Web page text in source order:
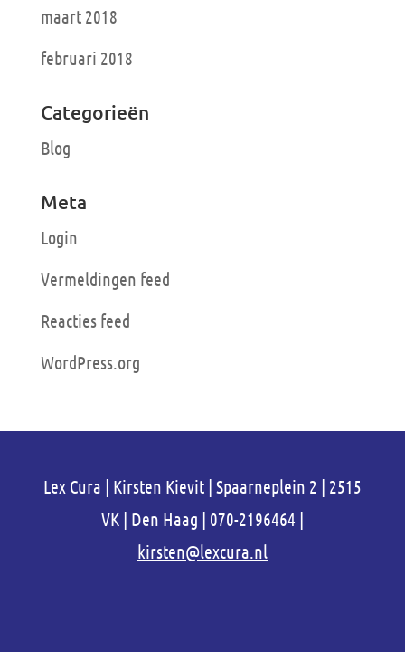
maart 2018
februari 2018
Categorieën
Blog
Meta
Login
Vermeldingen feed
Reacties feed
WordPress.org
Lex Cura | Kirsten Kievit | Spaarneplein 2 | 2515
VK | Den Haag | 070-2196464 |
kirsten@lexcura.nl